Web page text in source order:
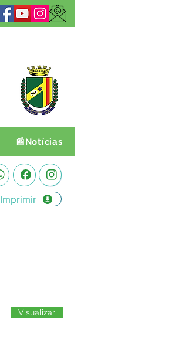
📰Notícias
Imprimir
Visualizar